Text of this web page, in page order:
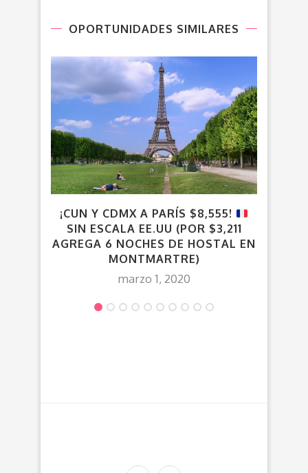
OPORTUNIDADES SIMILARES
¡CUN Y CDMX A PARÍS $8,555!
SIN ESCALA EE.UU (POR $3,211
AGREGA 6 NOCHES DE HOSTAL EN
MONTMARTRE)
marzo 1, 2020